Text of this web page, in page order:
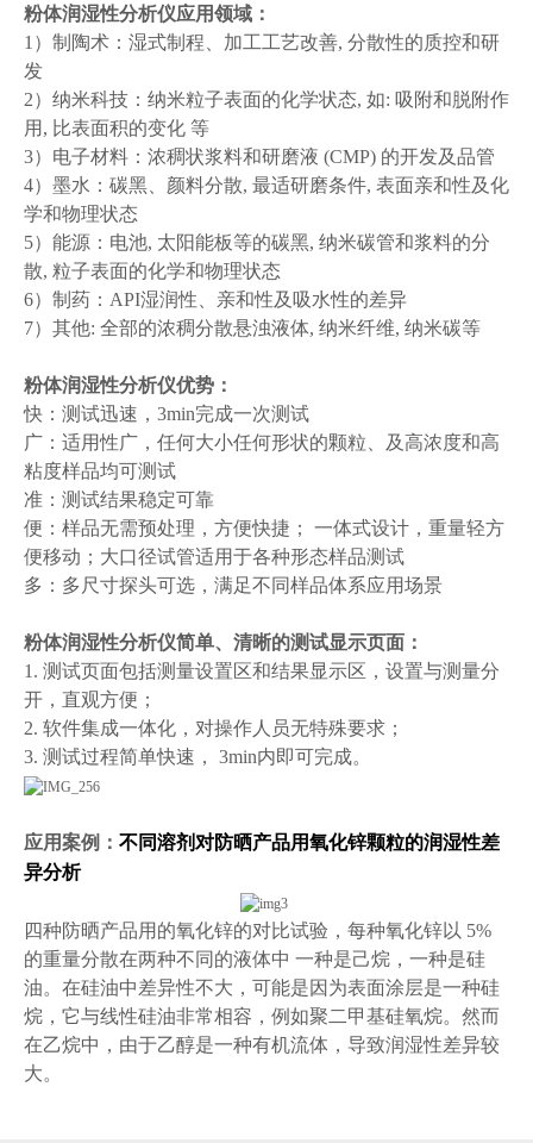
粉体润湿性分析仪应用领域：
1）制陶术：湿式制程、加工工艺改善, 分散性的质控和研
发
2）纳米科技：纳米粒子表面的化学状态, 如: 吸附和脱附作
用, 比表面积的变化 等
3）电子材料：浓稠状浆料和研磨液 (CMP) 的开发及品管
4）墨水：碳黑、颜料分散, 最适研磨条件, 表面亲和性及化
学和物理状态
5）能源：电池, 太阳能板等的碳黑, 纳米碳管和浆料的分
散, 粒子表面的化学和物理状态
6）制药：API湿润性、亲和性及吸水性的差异
7）其他: 全部的浓稠分散悬浊液体, 纳米纤维, 纳米碳等
粉体润湿性分析仪优势 ：
快：测试迅速，3min完成一次测试
广：适用性广，任何大小任何形状的颗粒、及高浓度和高
粘度样品均可测试
准：测试结果稳定可靠
便：样品无需预处理，方便快捷； 一体式设计，重量轻方
便移动；大口径试管适用于各种形态样品测试
多：多尺寸探头可选，满足不同样品体系应用场景
粉体润湿性分析仪简单、清晰的测试显示页面：
1. 测试页面包括测量设置区和结果显示区，设置与测量分
开，直观方便；
2. 软件集成一体化，对操作人员无特殊要求；
3. 测试过程简单快速， 3min内即可完成。
应用案例： 不同溶剂对防晒产品用氧化锌颗粒的润湿性差
异分析
四种防晒产品用的氧化锌的对比试验，每种氧化锌以 5%
的重量分散在两种不同的液体中 一种是己烷，一种是硅
油。在硅油中差异性不大，可能是因为表面涂层是一种硅
烷，它与线性硅油非常相容，例如聚二甲基硅氧烷。然而
在乙烷中，由于乙醇是一种有机流体，导致润湿性差异较
大。